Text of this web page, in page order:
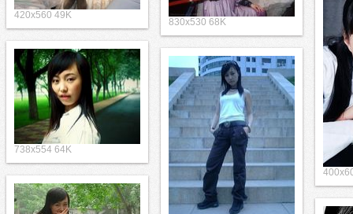
420x560 49K
830x530 68K
738x554 64K